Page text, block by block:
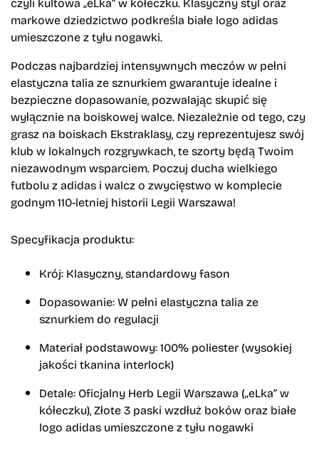
markowe dziedzictwo podkreśla białe logo adidas
umieszczone z tyłu nogawki.
Podczas najbardziej intensywnych meczów w pełni
elastyczna talia ze sznurkiem gwarantuje idealne i
bezpieczne dopasowanie, pozwalając skupić się
wyłącznie na boiskowej walce. Niezależnie od tego, czy
grasz na boiskach Ekstraklasy, czy reprezentujesz swój
klub w lokalnych rozgrywkach, te szorty będą Twoim
niezawodnym wsparciem. Poczuj ducha wielkiego
futbolu z adidas i walcz o zwycięstwo w komplecie
godnym 110-letniej historii Legii Warszawa!
Specyfikacja produktu:
Krój: Klasyczny, standardowy fason
Dopasowanie:W pełni elastyczna talia ze
sznurkiem do regulacji
Materiał podstawowy:100% poliester (wysokiej
jakości tkanina interlock)
Detale: Oficjalny Herb Legii Warszawa („eLka” w
kółeczku),Złote 3 paski wzdłuż boków oraz białe
logo adidas umieszczone z tyłu nogawki